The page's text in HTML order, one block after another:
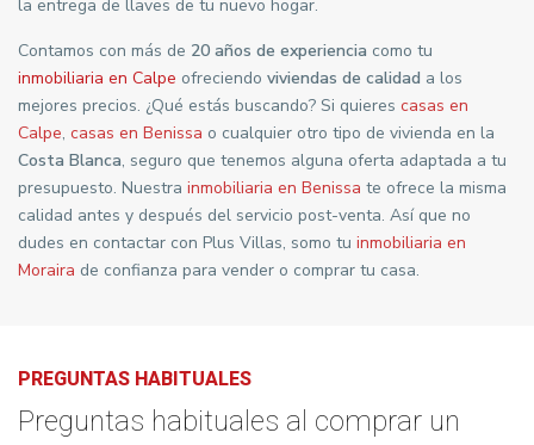
la entrega de llaves de tu nuevo hogar.
Contamos con más de 20 años de experiencia como tu
inmobiliaria en Calpe ofreciendo viviendas de calidad a los
mejores precios. ¿Qué estás buscando? Si quieres casas en
Calpe, casas en Benissa o cualquier otro tipo de vivienda en la
Costa Blanca, seguro que tenemos alguna oferta adaptada a tu
presupuesto. Nuestra inmobiliaria en Benissa te ofrece la misma
calidad antes y después del servicio post-venta. Así que no
dudes en contactar con Plus Villas, somo tu inmobiliaria en
Moraira de confianza para vender o comprar tu casa.
PREGUNTAS HABITUALES
Preguntas habituales al comprar un